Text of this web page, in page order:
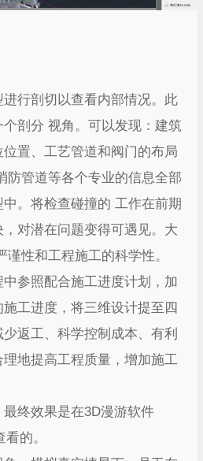
行剖切以查看内部情况。此
剖分 视角。可以发现：建筑
置、工艺管道和阀门的布局
防管道等各个专业的信息全部
。将检查碰撞的 工作在前期
对潜在问题变得可遇见。大
性和工程施工的科学性。
参照配合施工进度计划，加
工进度，将三维设计提至四
返工、科学控制成本、有利
地提高工程质量，增加施工
终效果是在3D漫游软件
的。